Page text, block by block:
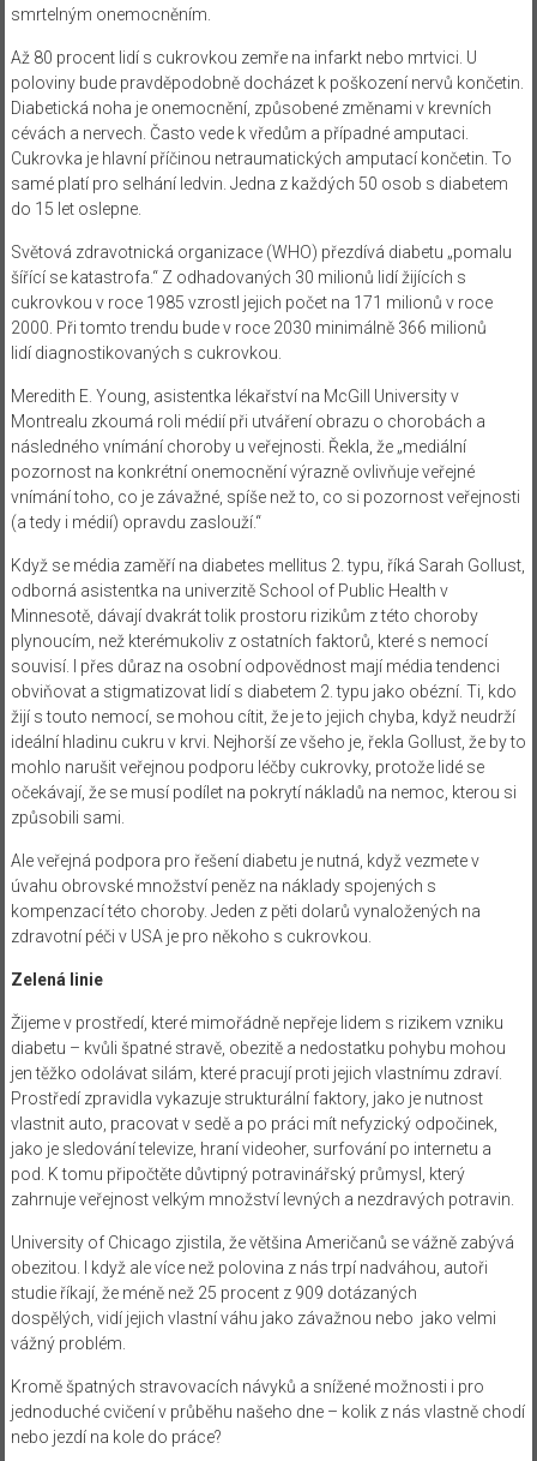
smrtelným onemocněním.
Až 80 procent lidí s cukrovkou zemře na infarkt nebo mrtvici. U
poloviny bude pravděpodobně docházet k poškození nervů končetin.
Diabetická noha je onemocnění, způsobené změnami v krevních
cévách a nervech. Často vede k vředům a případné amputaci.
Cukrovka je hlavní příčinou netraumatických amputací končetin. To
samé platí pro selhání ledvin. Jedna z každých 50 osob s diabetem
do 15 let oslepne.
Světová zdravotnická organizace (WHO) přezdívá diabetu „pomalu
šířící se katastrofa.“ Z odhadovaných 30 milionů lidí žijících s
cukrovkou v roce 1985 vzrostl jejich počet na 171 milionů v roce
2000. Při tomto trendu bude v roce 2030 minimálně 366 milionů
lidí diagnostikovaných s cukrovkou.
Meredith E. Young, asistentka lékařství na McGill University v
Montrealu zkoumá roli médií při utváření obrazu o chorobách a
následného vnímání choroby u veřejnosti. Řekla, že „mediální
pozornost na konkrétní onemocnění výrazně ovlivňuje veřejné
vnímání toho, co je závažné, spíše než to, co si pozornost veřejnosti
(a tedy i médií) opravdu zaslouží.“
Když se média zaměří na diabetes mellitus 2. typu, říká Sarah Gollust,
odborná asistentka na univerzitě School of Public Health v
Minnesotě, dávají dvakrát tolik prostoru rizikům z této choroby
plynoucím, než kterémukoliv z ostatních faktorů, které s nemocí
souvisí. I přes důraz na osobní odpovědnost mají média tendenci
obviňovat a stigmatizovat lidí s diabetem 2. typu jako obézní. Ti, kdo
žijí s touto nemocí, se mohou cítit, že je to jejich chyba, když neudrží
ideální hladinu cukru v krvi. Nejhorší ze všeho je, řekla Gollust, že by to
mohlo narušit veřejnou podporu léčby cukrovky, protože lidé se
očekávají, že se musí podílet na pokrytí nákladů na nemoc, kterou si
způsobili sami.
Ale veřejná podpora pro řešení diabetu je nutná, když vezmete v
úvahu obrovské množství peněz na náklady spojených s
kompenzací této choroby. Jeden z pěti dolarů vynaložených na
zdravotní péči v USA je pro někoho s cukrovkou.
Zelená linie
Žijeme v prostředí, které mimořádně nepřeje lidem s rizikem vzniku
diabetu – kvůli špatné stravě, obezitě a nedostatku pohybu mohou
jen těžko odolávat silám, které pracují proti jejich vlastnímu zdraví.
Prostředí zpravidla vykazuje strukturální faktory, jako je nutnost
vlastnit auto, pracovat v sedě a po práci mít nefyzický odpočinek,
jako je sledování televize, hraní videoher, surfování po internetu a
pod. K tomu připočtěte důvtipný potravinářský průmysl, který
zahrnuje veřejnost velkým množství levných a nezdravých potravin.
University of Chicago zjistila, že většina Američanů se vážně zabývá
obezitou. I když ale více než polovina z nás trpí nadváhou, autoři
studie říkají, že méně než 25 procent z 909 dotázaných
dospělých, vidí jejich vlastní váhu jako závažnou nebo jako velmi
vážný problém.
Kromě špatných stravovacích návyků a snížené možnosti i pro
jednoduché cvičení v průběhu našeho dne – kolik z nás vlastně chodí
nebo jezdí na kole do práce?